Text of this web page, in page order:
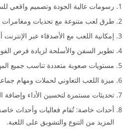
رسومات عالية الجودة وتصميم واقعي
طرق لعب متنوعة مع تحديات ومغامرات
إمكانية اللعب مع الأصدقاء عبر
تطوير السفن والأسلحة لزيادة فرص
مستويات صعوبة متعددة تناسب جميع
ميزة اللعب التعاوني لحملات ومهام
تحديثات مستمرة لتحسين الأداء وإضافة
أحداث خاصة: تُقام فعاليات وأحداث
المزيد من التنوع والتشويق على اللعبة.